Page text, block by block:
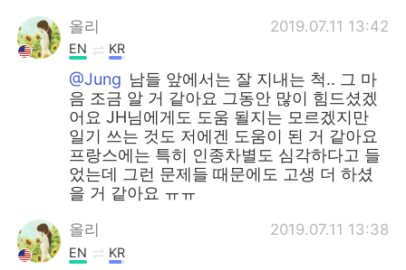
올리 2019.07.11 13:42
EN KR
@Jung 남들 앞에서는 잘 지내는 척.. 그 마
음 조금 알 거 같아요 그동안 많이 힘드셨겠
어요 JH님에게도 도움 될지는 모르겠지만
일기 쓰는 것도 저에겐 도움이 된 거 같아요
프랑스에는 특히 인종차별도 심각하다고 들
었는데 그런 문제들 때문에도 고생 더 하셨
을 거 같아요 ㅠㅠ
올리 2019.07.11 13:38
EN KR